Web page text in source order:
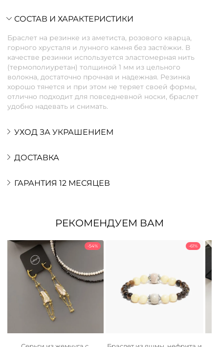
СОСТАВ И ХАРАКТЕРИСТИКИ
Браслет на резинке из аметиста, розового кварца,
горного хрусталя и лунного камня без застёжки. В
качестве резинки используется эластомерная нить
(термополиуретан) толщиной 1 мм из цельного
волокна, достаточно прочная и надежная. Резинка
хорошо тянется и при этом не теряет своей формы,
отлично подходит для повседневной носки, браслет
удобно надевать и снимать.
УХОД ЗА УКРАШЕНИЕМ
ДОСТАВКА
ГАРАНТИЯ 12 МЕСЯЦЕВ
РЕКОМЕНДУЕМ ВАМ
-54% -61%